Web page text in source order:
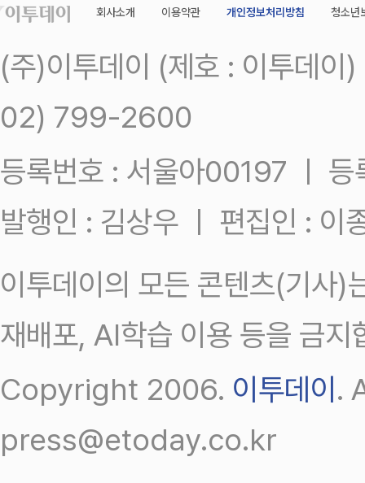
회사소개 이용약관 개인정보처리방침 청소년
(주)이투데이 (제호 : 이투데
02) 799-2600
등록번호 : 서울아00197 ㅣ
발행인 : 김상우 ㅣ 편집인 : 이
이투데이의 모든 콘텐츠(기사)
재배포, AI학습 이용 등을 금지
Copyright 2006. 이투데이 .
press@etoday.co.kr